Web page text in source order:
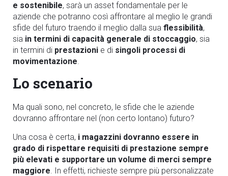
e sostenibile, sarà un asset fondamentale per le
aziende che potranno così affrontare al meglio le grandi
sfide del futuro traendo il meglio dalla sua flessibilità,
sia in termini di capacità generale di stoccaggio, sia
in termini di prestazioni e di singoli processi di
movimentazione.
Lo scenario
Ma quali sono, nel concreto, le sfide che le aziende
dovranno affrontare nel (non certo lontano) futuro?
Una cosa è certa, i magazzini dovranno essere in
grado di rispettare requisiti di prestazione sempre
più elevati e supportare un volume di merci sempre
maggiore. In effetti, richieste sempre più personalizzate